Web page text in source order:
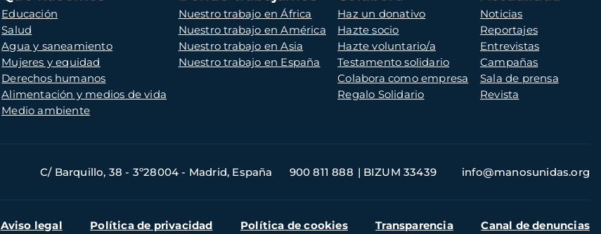
Educación
Salud
Agua y saneamiento
Mujeres y equidad
Derechos humanos
Alimentación y medios de vida
Medio ambiente
Nuestro trabajo en África
Nuestro trabajo en América
Nuestro trabajo en Asia
Nuestro trabajo en España
Haz un donativo
Hazte socio
Hazte voluntario/a
Testamento solidario
Colabora como empresa
Regalo Solidario
Noticias
Reportajes
Entrevistas
Campañas
Sala de prensa
Revista
C/ Barquillo, 38 - 3º28004 - Madrid, España 900 811 888 BIZUM 33439 info@manosunidas.org
Aviso legal Política de privacidad Política de cookies Transparencia Canal de denuncias